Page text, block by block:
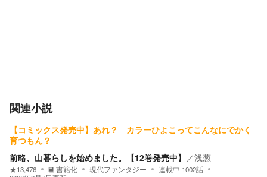
関連小説
【コミックス発売中】あれ？ カラーひよこってこんなにでかく
育つもん？
前略、山暮らしを始めました。【12巻発売中】 ／浅葱
★13,476 書籍化 現代ファンタジー 連載中 1002話